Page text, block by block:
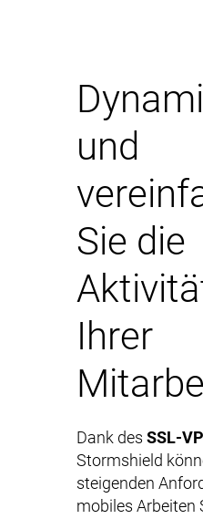
und
Sie die
Ihrer
Dank des SSL-
Stormshield
steigenden
mobiles Arbeiten